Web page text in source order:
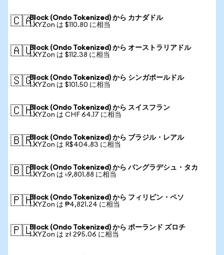
🇨🇦Block (Ondo Tokenized) から カナダドル
1 XYZon は $110.80 に相当
🇦🇺Block (Ondo Tokenized) から オーストラリアドル
1 XYZon は $112.38 に相当
🇸🇬Block (Ondo Tokenized) から シンガポールドル
1 XYZon は $101.50 に相当
🇨🇭Block (Ondo Tokenized) から スイスフラン
1 XYZon は CHF 64.17 に相当
🇧🇷Block (Ondo Tokenized) から ブラジル・レアル
1 XYZon は R$404.83 に相当
🇧🇩Block (Ondo Tokenized) から バングラデシュ・タカ
1 XYZon は ৳9,801.88 に相当
🇵🇭Block (Ondo Tokenized) から フィリピン・ペソ
1 XYZon は ₱4,821.24 に相当
🇵🇱Block (Ondo Tokenized) から ポーランド ズロチ
1 XYZon は zł 295.06 に相当